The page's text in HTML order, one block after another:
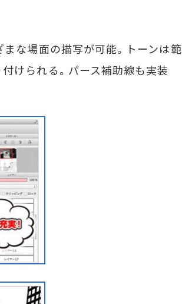
な場面の描写が可能。トーンは範
けられる。パース補助線も実装